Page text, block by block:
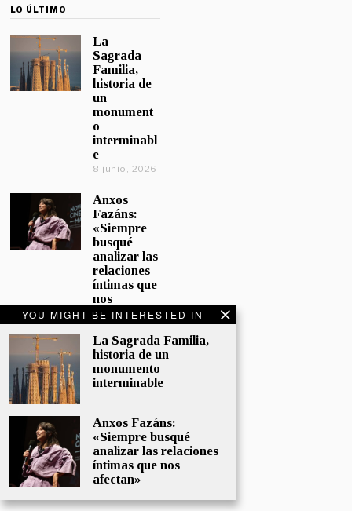
YOU MIGHT BE INTERESTED IN
La Sagrada Familia,
historia de un
monumento
interminable
Anxos Fazáns:
«Siempre busqué
analizar las relaciones
íntimas que nos
afectan»
LO ÚLTIMO
La
Sagrada
Familia,
historia de
un
monument
o
interminabl
e
8 junio, 2026
Anxos
Fazáns:
«Siempre
busqué
analizar las
relaciones
íntimas que
nos
afectan»
5 junio, 2026
El hijo de la
cómica, el
homenaje
Sacristán a
Fernán
Gómez
28 mayo,
2026